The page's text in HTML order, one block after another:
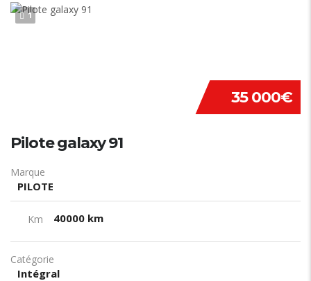
1
35 000€
Pilote galaxy 91
Marque
PILOTE
Km 40000 km
Catégorie
Intégral